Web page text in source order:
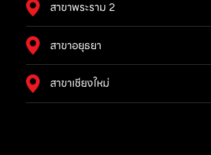
สาขาพระราม 2
สาขาอยุธยา
สาขาเชียงใหม่